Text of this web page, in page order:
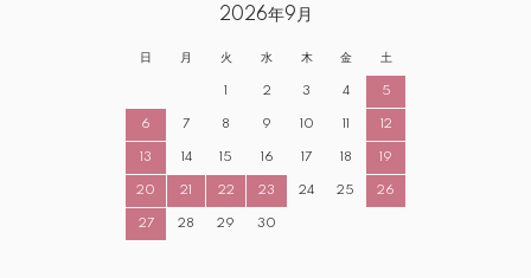
2026年9月
日 月 火 水 木 金 土
1 2 3 4 5
6 7 8 9 10 11 12
13 14 15 16 17 18 19
20 21 22 23 24 25 26
27 28 29 30